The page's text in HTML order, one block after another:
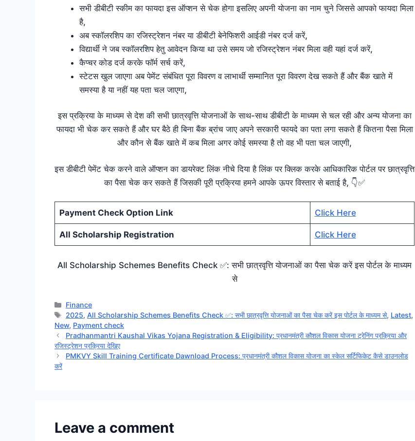
सभी डीबीटी स्कीम का फायदा इस ऑप्शन से चेक होगा इसलिए अपनी योजना का नाम चुने जिससे आपको फायदा मिला
है,
अब स्कॉलरशिप का रजिस्ट्रेशन नंबर या डीबीटी बेनेफिशरी आईडी नंबर दर्ज करें,
विद्यार्थी ने जब स्कॉलरशिप हेतु आवेदन किया था उसे समय जो रजिस्ट्रेशन नंबर मिला वही यहां दर्ज करें,
कैप्चर कोड दर्ज करके फॉर्म सर्च करें,
स्टेटस खुल जाएगा अब पेमेंट संबंधित पूरा विवरण व लाभार्थी सम्मानित पूरा विवरण देख सकते हैं और बैंक खाते में
समस्या है या नहीं यह पता चल जाएगा,
इस प्रक्रिया के माध्यम से देश की सभी छात्रवृत्ति योजनाओं के साथ-साथ डीबीटी के माध्यम से चल रही और अन्य योजना का
फायदा भी चेक कर सकते हैं और घर बैठे ही बिना बैंक ब्रांच जाए अपने सरकारी फायदे का पता लगा सकते हैं कितना पैसा मिला
और कौन से बैंक खाते में कब मिला अगर कोई समस्या है तो वह भी पता चल जाएगी,
इस डीबीटी पेमेंट चेक करने वाले ऑप्शन का डायरेक्ट लिंक नीचे दिया है लिंक पर क्लिक करके आधिकारिक पोर्टल पर छात्रवृत्ति
का पैसा चेक कर सकते हैं जिसकी पूरी प्रक्रिया हमने आपके ऊपर विस्तार से बताई है, 👇✅
Payment Check Option Link Click Here
All Scholarship Registration Click Here
All Scholarship Schemes Benefits Check ✅: सभी छात्रवृत्ति योजनाओं का पैसा चेक करें इस पोर्टल के माध्यम
से
Categories
Finance
Tags
2025,All Scholarship Schemes Benefits Check ✅: सभी छात्रवृत्ति योजनाओं का पैसा चेक करें इस पोर्टल के माध्यम से, Latest,
New, Payment check
Pradhanmantri Kaushal Vikas Yojana Registration & Eligibility: प्रधानमंत्री कौशल विकास योजना ट्रेनिंग प्रक्रिया और
रजिस्ट्रेशन प्रक्रिया देखिए
PMKVY Skill Training Certificate Dawnload Process: प्रधानमंत्री कौशल विकास योजना का स्केल सर्टिफिकेट कैसे डाउनलोड
करें
Leave a comment